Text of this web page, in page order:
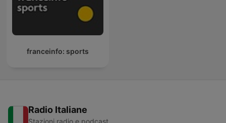
franceinfo: sports
Radio Italiane